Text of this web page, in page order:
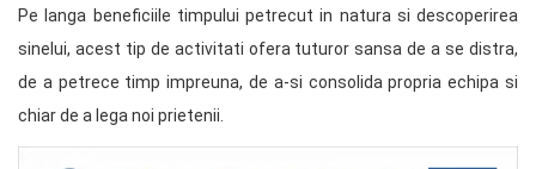
Pe langa beneficiile timpului petrecut in natura si descoperirea
sinelui, acest tip de activitati ofera tuturor sansa de a se distra,
de a petrece timp impreuna, de a-si consolida propria echipa si
chiar de a lega noi prietenii.